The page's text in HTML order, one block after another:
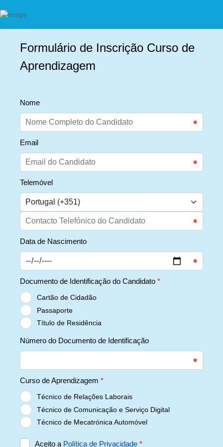
Formulário de Inscrição Curso de
Aprendizagem
Nome
Email
Telemóvel
Data de Nascimento
Documento de Identificação do Candidato *
Cartão de Cidadão
Passaporte
Título de Residência
Número do Documento de Identificação
Curso de Aprendizagem *
Técnico de Relações Laborais
Técnico de Comunicação e Serviço Digital
Técnico de Mecatrónica Automóvel
Aceito a Política de Privacidade *